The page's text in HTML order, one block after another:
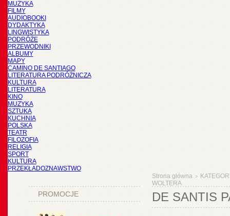
MUZYKA
FILMY
AUDIOBOOKI
DYDAKTYKA
LINGWISTYKA
PODRÓŻE
PRZEWODNIKI
ALBUMY
MAPY
CAMINO DE SANTIAGO
LITERATURA PODRÓŻNICZA
KULTURA
LITERATURA
KINO
MUZYKA
SZTUKA
KUCHNIA
POLSKA
TEATR
FILOZOFIA
RELIGIA
SPORT
KULTURA
PRZEKŁADOZNAWSTWO
PROMOCJE
Strona główna >
WOLTERA
DE SANTIS